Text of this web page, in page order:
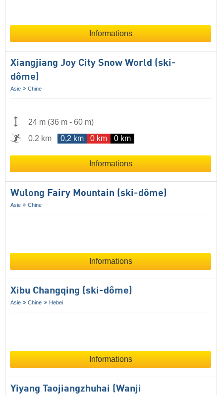
Informations
Xiangjiang Joy City Snow World (ski-
dôme)
Asie Chine
24 m (36 m - 60 m)
0,2 km
0,2 km 0 km 0 km
Informations
Wulong Fairy Mountain (ski-dôme)
Asie Chine
Informations
Xibu Changqing (ski-dôme)
Asie Chine Hebei
Informations
Yiyang Taojiangzhuhai (Wanji